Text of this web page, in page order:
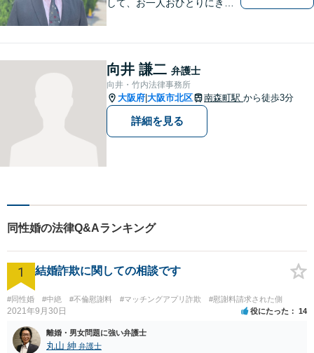
して、お一人おひとりにきめ
ごとに対応！まずは無料相談
にお越しください。【完全個
室対応】
向井 謙二 弁護士
向井・竹内法律事務所
大阪府 大阪市北区 南森町駅 から徒歩3分
詳細を見る
同性婚の法律Q&Aランキング
1 結婚詐欺に関しての相談です
#同性婚 #中絶 #不倫慰謝料 #マッチングアプリ詐欺 #慰謝料請求された側
2021年9月30日 役にたった 14
離婚・男女問題に強い弁護士
丸山 紳 弁護士